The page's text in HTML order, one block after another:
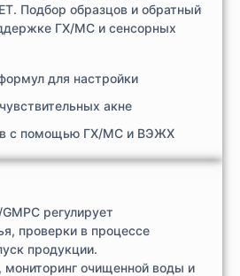
Подбор образцов и обратный
ГХ/МС и сенсорных
для настройки
акне
с помощью ГХ/МС и ВЭЖХ
регулирует
проверки в процессе
продукции.
мониторинг очищенной воды и